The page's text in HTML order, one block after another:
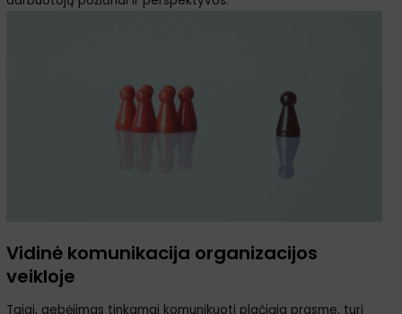
Vidinė komunikacija organizacijos
veikloje
Taigi, gebėjimas tinkamai komunikuoti plačiąja prasme, turi